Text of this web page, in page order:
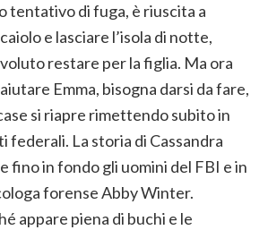
tentativo di fuga, è riuscita a
e lasciare l’isola di notte,
restare per la figlia. Ma ora
Emma, bisogna darsi da fare,
si riapre rimettendo subito in
federali. La storia di Cassandra
fino in fondo gli uomini del FBI e in
forense Abby Winter.
appare piena di buchi e le